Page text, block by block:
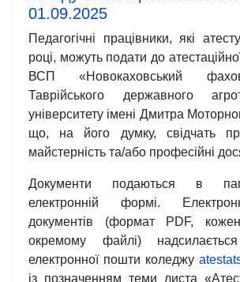
01.09.2025
Педагогічні працівники, які
році, можуть подати до атестаційної
ВСП «Новокаховський
Таврійського державного
університету імені Дмитра
що, на його думку, свідчать
майстерність та/або професійні
Документи подаються в
електронній формі.
документів (формат РDF,
окремому файлі)
електронної пошти коледжу
із позначенням теми листа